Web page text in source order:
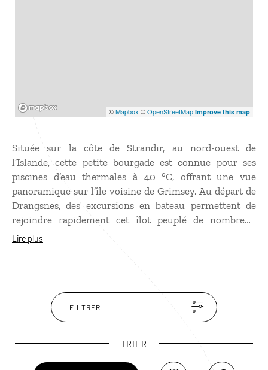
©Mapbox ©OpenStreetMap Improve this map
Située sur la côte de Strandir, au nord-ouest de
l’Islande, cette petite bourgade est connue pour ses
piscines d’eau thermales à 40 °C, offrant une vue
panoramique sur l’île voisine de Grimsey. Au départ de
Drangsnes, des excursions en bateau permettent de
rejoindre rapidement cet îlot peuplé de nombreux
oiseaux, près de 75 000, dont des macareux, des
ressemble à celui d’une ogresse. Les Islandais
considèrent qu’il s’agit d’une femelle troll pétrifiée par
les rayons du soleil !
Lire plus
FILTRER
TRIER